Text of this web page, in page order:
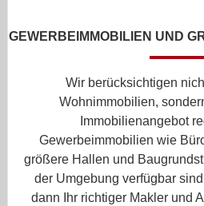
GEWERBEIMMOBILIEN UND
Wir berücksichtigen
Wohnimmobilien,
Immobilienangebot
Gewerbeimmobilien wie
größere Hallen und
der Umgebung verfügbar
dann Ihr richtiger Makler und